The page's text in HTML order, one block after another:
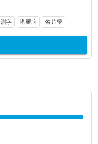
測字 塔羅牌 名片學